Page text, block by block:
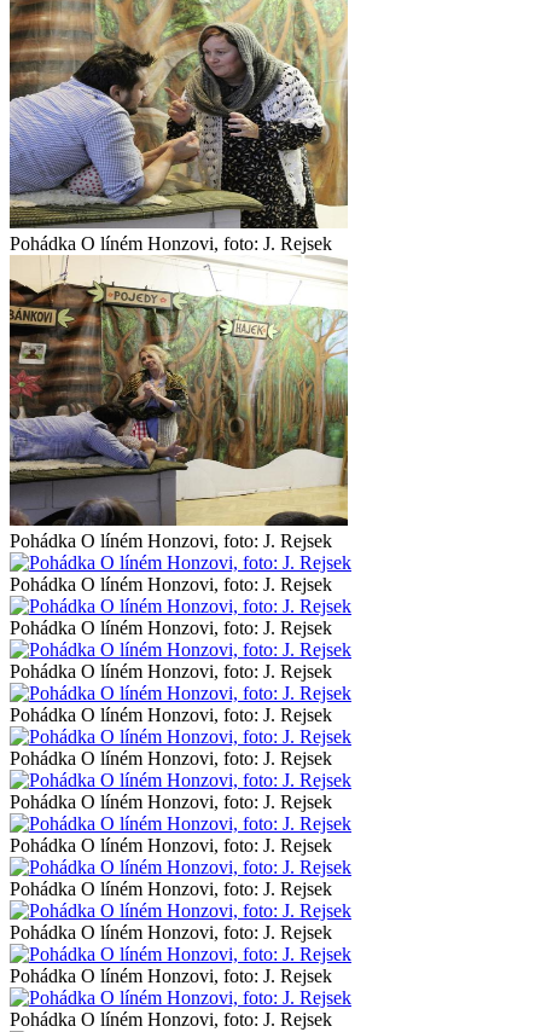
Pohádka O líném Honzovi, foto: J. Rejsek
Pohádka O líném Honzovi, foto: J. Rejsek
Pohádka O líném Honzovi, foto: J. Rejsek
Pohádka O líném Honzovi, foto: J. Rejsek
Pohádka O líném Honzovi, foto: J. Rejsek
Pohádka O líném Honzovi, foto: J. Rejsek
Pohádka O líném Honzovi, foto: J. Rejsek
Pohádka O líném Honzovi, foto: J. Rejsek
Pohádka O líném Honzovi, foto: J. Rejsek
Pohádka O líném Honzovi, foto: J. Rejsek
Pohádka O líném Honzovi, foto: J. Rejsek
Pohádka O líném Honzovi, foto: J. Rejsek
Pohádka O líném Honzovi, foto: J. Rejsek